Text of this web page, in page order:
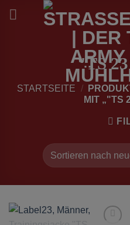
Inhalt
"TS
STARTSEITE /
MIT „"TS